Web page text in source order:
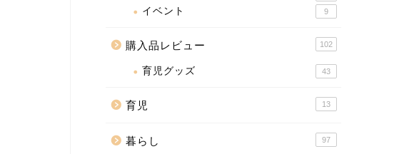
イベント 9
購入品レビュー 102
育児グッズ 43
育児 13
暮らし 97